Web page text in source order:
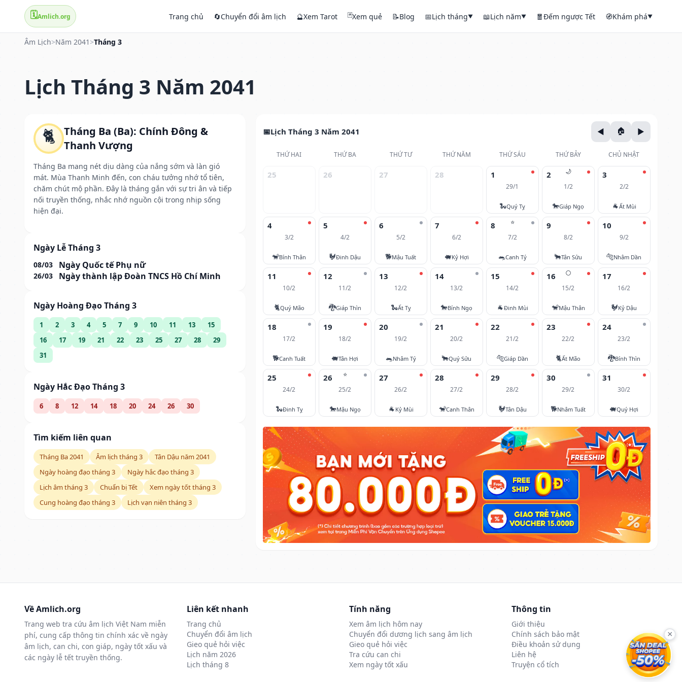
🗓️Amlich.org Trang chủ 🔄Chuyển đổi âm lịch 🔮Xem Tarot 🃏Xem quẻ 📝Blog 📅Lịch tháng▼ 📖Lịch năm▼ 🧧Đếm ngược Tết 🧭Khám phá▼
Âm Lịch>Năm 2041 >Tháng 3
Lịch Tháng 3 Năm 2041
🐈
Tháng Ba (Ba): Chính Đông &
Thanh Vượng
Tháng Ba mang nét dịu dàng của nắng sớm và làn gió
mát. Mùa Thanh Minh đến, con cháu tưởng nhớ tổ tiên,
chăm chút mộ phần. Đây là tháng gắn với sự tri ân và tiếp
nối truyền thống, nhắc nhớ nguồn cội trong nhịp sống
hiện đại.
Ngày Lễ Tháng 3
08/03 Ngày Quốc tế Phụ nữ
26/03 Ngày thành lập Đoàn TNCS Hồ Chí Minh
Ngày Hoàng Đạo Tháng 3
1 2 3 4 5 7 9 10 11 13
15
16
17 19 21 22 23 25 27 28
29
31
Ngày Hắc Đạo Tháng 3
6 8 12 14 18 20 24 26 30
Tìm kiếm liên quan
Tháng Ba 2041 Âm lịch tháng 3
Tân Dậu năm 2041
Ngày hoàng đạo tháng 3
Ngày hắc đạo tháng 3
Lịch âm tháng 3
Chuẩn bị Tết
Xem ngày tốt tháng 3
Cung hoàng đạo tháng 3
Lịch vạn niên tháng 3
Lịch Tháng 3 Năm 2041
THỨ HAI THỨ BA THỨ TƯ THỨ NĂM THỨ SÁU THỨ BẢY CHỦ NHẬT
25 26 27 28 1
29/1
🐍Quý Tỵ
🌙
2
1/2
🐎Giáp Ngọ
3
2/2
🐐Ất Mùi
4
3/2
🐒Bính Thân
5
4/2
🐓Đinh Dậu
6
5/2
🐕Mậu Tuất
7
6/2
🐖Kỷ Hợi
⭐
8
7/2
🐀Canh Tý
9
8/2
🐂Tân Sửu
10
9/2
🐅Nhâm Dần
11
10/2
🐈Quý Mão
12
11/2
🐉Giáp Thìn
13
12/2
🐍Ất Tỵ
14
13/2
🐎Bính Ngọ
15
14/2
🐐Đinh Mùi
🌕
16
15/2
🐒Mậu Thân
17
16/2
🐓Kỷ Dậu
18
17/2
🐕Canh Tuất
19
18/2
🐖Tân Hợi
20
19/2
🐀Nhâm Tý
21
20/2
🐂Quý Sửu
22
21/2
🐅Giáp Dần
23
22/2
🐈Ất Mão
24
23/2
🐉Bính Thìn
25
24/2
🐍Đinh Tỵ
⭐
26
25/2
🐎Mậu Ngọ
27
26/2
🐐 Kỷ Mùi
28
27/2
🐒Canh Thân
29
28/2
🐓Tân Dậu
30
29/2
🐕Nhâm Tuất
31
30/2
🐖Quý Hợi
Về Amlich.org
Trang web tra cứu âm lịch Việt Nam miễn
phí, cung cấp thông tin chính xác về ngày
âm lịch, can chi, con giáp, ngày tốt xấu và
các ngày lễ tết truyền thống.
Liên kết nhanh
Trang chủ
Chuyển đổi âm lịch
Gieo quẻ hỏi việc
Lịch năm 2026
Lịch tháng 8
Tính năng
Xem âm lịch hôm nay
Chuyển đổi dương lịch sang âm lịch
Gieo quẻ hỏi việc
Tra cứu can chi
Xem ngày tốt xấu
Thông tin
Giới thiệu
Chính sách bảo mật
Điều khoản sử dụng
Liên hệ
Truyện cổ tích
×